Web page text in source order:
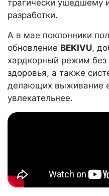
трагически ушедшему
разработки.
А в мае поклонники
обновление BEKIVU,
хардкорный режим без
здоровья, а также
делающих выживание
увлекательнее.